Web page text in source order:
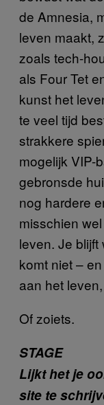
de Amnesia,
leven maakt,
zoals tech-
als Four Tet
kunst het
te veel tijd
strakkere
mogelijk VIP-
gebronsde
nog hardere
misschien
leven. Je
komt niet –
aan het
Of zoiets.
STAGE
Lijkt het je
site te